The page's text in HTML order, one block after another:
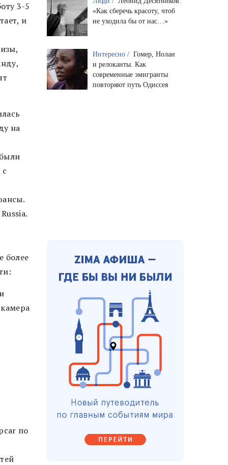
3-5
и
на
более
по
«Как сберечь красоту, чтоб
не уходила бы от нас…»
Интересно / Гомер, Нолан
и релоканты. Как
современные эмигранты
повторяют путь Одиссея